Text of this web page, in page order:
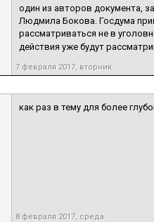
один из авторов документа,
Людмила Бокова. Госдума
рассматриваться не в
действия уже будут
7 февраля 2017, вторник
как раз в тему для более
8 февраля 2017, среда